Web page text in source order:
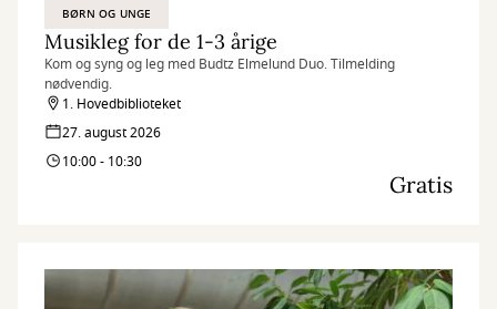
BØRN OG UNGE
Musikleg for de 1-3 årige
Kom og syng og leg med Budtz Elmelund Duo. Tilmelding
nødvendig.
1. Hovedbiblioteket
27. august 2026
10:00 - 10:30
Gratis